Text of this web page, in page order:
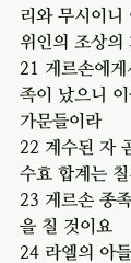
리와 무시이니
위인의 조상의
21 게르손에
족이 났으니
가문들이라
22 계수된 자
수효 합계는
23 게르손 종
을 칠 것이요
24 라엘의 아